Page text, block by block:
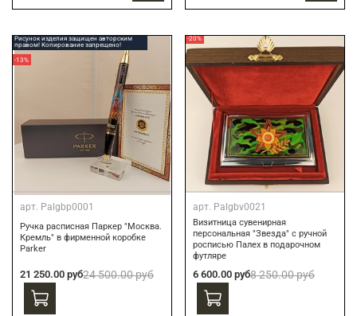
Рисунок изделия защищен авторским
правом! Копирование запрещено!
-13%
арт. Palgbp0001
Ручка расписная Паркер "Москва.
Кремль" в фирменной коробке
Parker
21 250.00 руб24 500.00 руб
-20%
арт. Palgbv0021
Визитница сувенирная
персональная "Звезда" с ручной
росписью Палех в подарочном
футляре
6 600.00 руб8 250.00 руб